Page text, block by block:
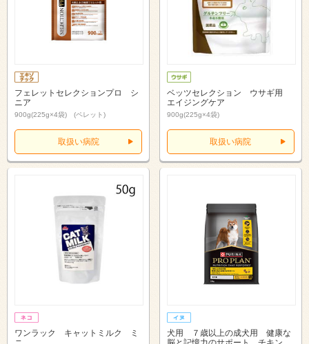
フェレットセレクションプロ シ
ニア
900g(225g×4袋) (ペレット)
取扱い病院
ベッツセレクション ウサギ用
エイジングケア
900g(225g×4袋)
取扱い病院
ワンラック キャットミルク ミ
犬用 ７歳以上の成犬用 健康な